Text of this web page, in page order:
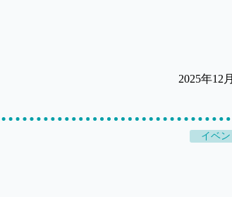
2025年12
イベン